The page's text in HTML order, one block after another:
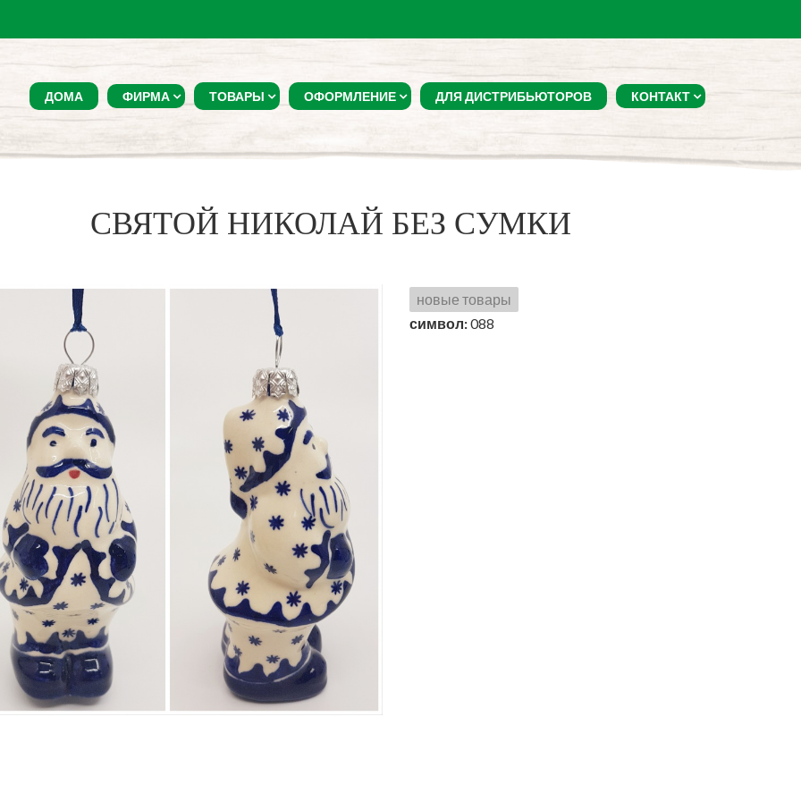
ДОМА ФИРМА ТОВАРЫ ОФОРМЛЕНИЕ ДЛЯ ДИСТРИБЬЮТОРОВ КОНТАКТ
СВЯТОЙ НИКОЛАЙ БЕЗ СУМКИ
новые товары
символ:088